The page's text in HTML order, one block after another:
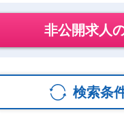
非公開求人
検索条